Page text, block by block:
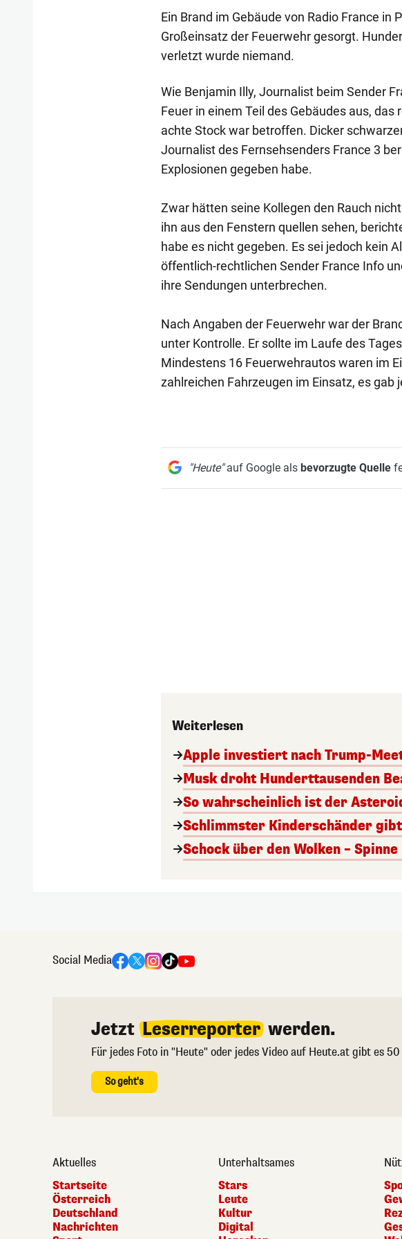
Ein Brand im Gebäude von Radio France in
Großeinsatz der Feuerwehr gesorgt.
verletzt wurde niemand.
Wie Benjamin Illy, Journalist beim Sender
Feuer in einem Teil des Gebäudes aus,
achte Stock war betroffen. Dicker
Journalist des Fernsehsenders France 3
Explosionen gegeben habe.
Zwar hätten seine Kollegen den Rauch
ihn aus den Fenstern quellen sehen,
habe es nicht gegeben. Es sei jedoch kein
öffentlich-rechtlichen Sender France Info
ihre Sendungen unterbrechen.
Nach Angaben der Feuerwehr war der
unter Kontrolle. Er sollte im Laufe des
Mindestens 16 Feuerwehrautos waren im
zahlreichen Fahrzeugen im Einsatz, es gab
"Heute"auf Google als bevorzugte Quelle
Weiterlesen
Apple investiert nach Trump-
Musk droht Hunderttausenden
So wahrscheinlich ist der
Schlimmster Kinderschänder
Schock über den Wolken –
Social Media
Jetzt Leserreporter werden.
Für jedes Foto in "Heute" oder jedes Video auf Heute.at gibt es 50
So geht's
Aktuelles
Startseite
Österreich
Deutschland
Nachrichten
Unterhaltsames
Stars
Leute
Kultur
Digital